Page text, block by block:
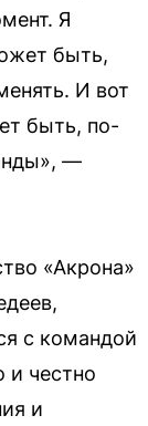
Я
быть,
И вот
быть, по-
—
«Акрона»
с командой
и честно
и